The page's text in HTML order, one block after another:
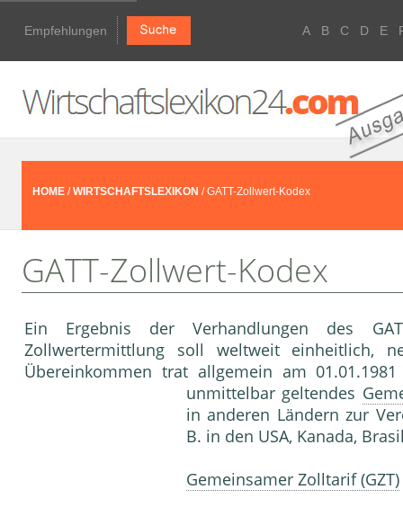
Empfehlungen A B C D E
HOME /WIRTSCHAFTSLEXIKON / GATT-Zollwert-Kodex
GATT-Zollwert-Kodex
Ein Ergebnis der Verhandlungen des
Zollwertermittlung soll weltweit einheitlich,
Übereinkommen trat allgemein am
unmittelbar geltendes
in anderen Ländern zur
B. in den USA, Kanada,
Gemeinsamer Zolltarif (GZT)